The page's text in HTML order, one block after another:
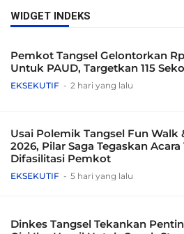
WIDGET INDEKS
Pemkot Tangsel Gelontorkan
Untuk PAUD, Targetkan 115
EKSEKUTIF 2 hari yang lalu
Usai Polemik Tangsel Fun Walk
2026, Pilar Saga Tegaskan Acara
Difasilitasi Pemkot
EKSEKUTIF 5 hari yang lalu
Dinkes Tangsel Tekankan